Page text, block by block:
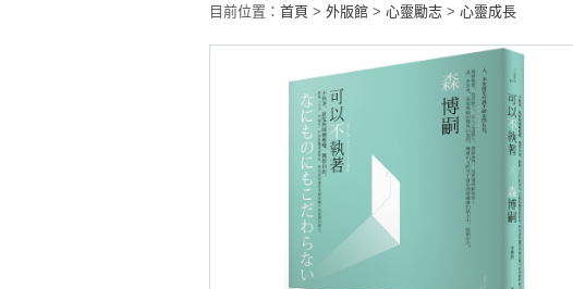
目前位置： 首頁 > 外版館 > 心靈勵志 > 心靈成長